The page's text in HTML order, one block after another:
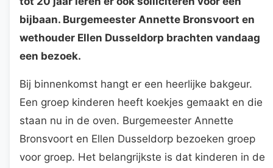
bijbaan. Burgemeester Annette Bronsvoort en
wethouder Ellen Dusseldorp brachten vandaag
een bezoek.
Bij binnenkomst hangt er een heerlijke bakgeur.
Een groep kinderen heeft koekjes gemaakt en die
staan nu in de oven. Burgemeester Annette
Bronsvoort en Ellen Dusseldorp bezoeken groep
voor groep. Het belangrijkste is dat kinderen in de